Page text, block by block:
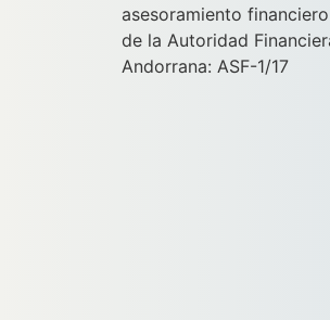
asesoramiento financiero
de la Autoridad
Andorrana: ASF-1/17